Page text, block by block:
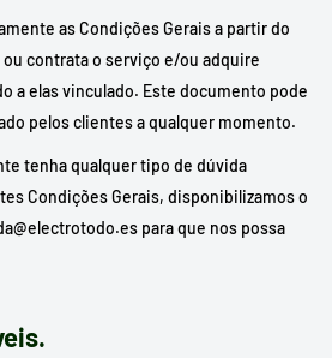
as Condições Gerais a partir do
contrata o serviço e/ou adquire
a elas vinculado. Este documento pode
pelos clientes a qualquer momento.
tenha qualquer tipo de dúvida
Condições Gerais, disponibilizamos o
para que nos possa